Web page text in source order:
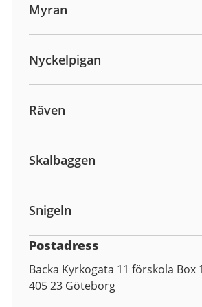
Myran
Nyckelpigan
Räven
Skalbaggen
Snigeln
Postadress
Backa Kyrkogata 11 förskola Box
405 23 Göteborg